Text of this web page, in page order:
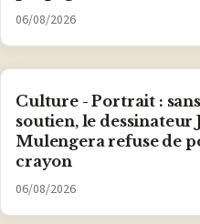
06/08/2026
Culture - Portrait :
soutien, le dessinateur
Mulengera refuse de
crayon
06/08/2026